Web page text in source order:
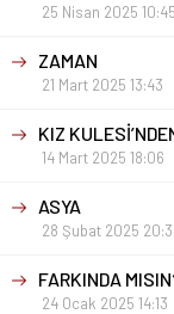
25 Nisan 2025 10:45
ZAMAN
21 Mart 2025 13:43
KIZ
14 Mart 2025 18:06
ASYA
28 Şubat 2025
FARKINDA
24 Ocak 2025 14:13